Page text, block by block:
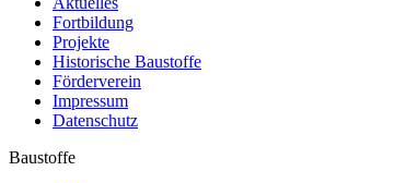
Fortbildung
Projekte
Historische Baustoffe
Förderverein
Impressum
Datenschutz
Baustoffe